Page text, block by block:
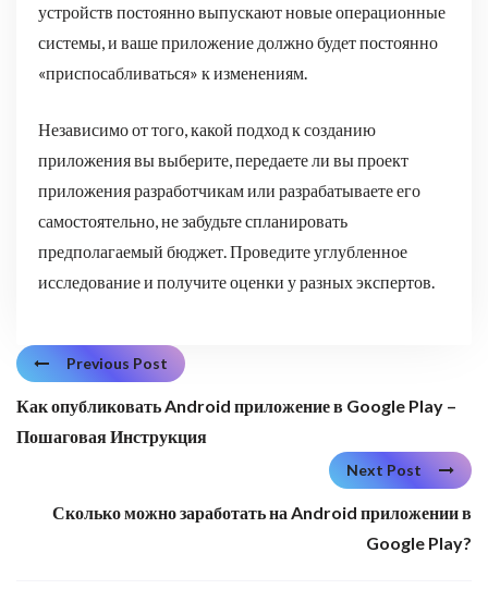
устройств постоянно выпускают новые операционные
системы, и ваше приложение должно будет постоянно
«приспосабливаться» к изменениям.
Независимо от того, какой подход к созданию
приложения вы выберите, передаете ли вы проект
приложения разработчикам или разрабатываете его
самостоятельно, не забудьте спланировать
предполагаемый бюджет. Проведите углубленное
исследование и получите оценки у разных экспертов.
Previous Post
Как опубликовать Android приложение в Google Play –
Пошаговая Инструкция
Next Post
Сколько можно заработать на Android приложении в
Google Play?